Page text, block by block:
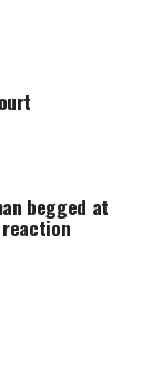
begged at
reaction